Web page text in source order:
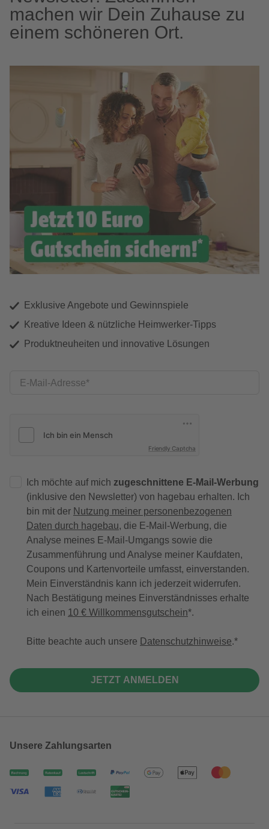
machen wir Dein Zuhause zu
einem schöneren Ort.
Exklusive Angebote und Gewinnspiele
Kreative Ideen & nützliche Heimwerker-Tipps
Produktneuheiten und innovative Lösungen
E-Mail-Adresse
Friendly Captcha
Ich möchte auf mich zugeschnittene E-Mail-Werbung
(inklusive den Newsletter) von hagebau erhalten. Ich
bin mit der Nutzung meiner personenbezogenen
Daten durch hagebau, die E-Mail-Werbung, die
Analyse meines E-Mail-Umgangs sowie die
Zusammenführung und Analyse meiner Kaufdaten,
Coupons und Kartenvorteile umfasst, einverstanden.
Mein Einverständnis kann ich jederzeit widerrufen.
Nach Bestätigung meines Einverständnisses erhalte
ich einen 10 € Willkommensgutschein*.
Bitte beachte auch unsere Datenschutzhinweise.
JETZT ANMELDEN
Unsere Zahlungsarten